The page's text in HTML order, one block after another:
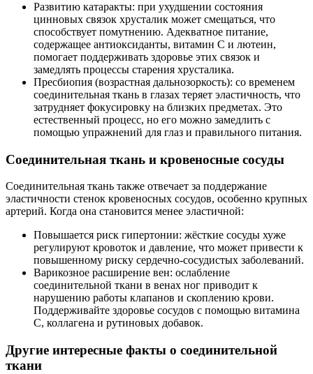
Развитию катаракты: при ухудшении состояния
цинновых связок хрусталик может смещаться, что
способствует помутнению. Адекватное питание,
содержащее антиоксиданты, витамин C и лютеин,
помогает поддерживать здоровье этих связок и
замедлять процессы старения хрусталика.
Пресбиопия (возрастная дальнозоркость): со временем
соединительная ткань в глазах теряет эластичность, что
затрудняет фокусировку на близких предметах. Это
естественный процесс, но его можно замедлить с
помощью упражнений для глаз и правильного питания.
Соединительная ткань и кровеносные сосуды
Соединительная ткань также отвечает за поддержание
эластичности стенок кровеносных сосудов, особенно крупных
артерий. Когда она становится менее эластичной:
Повышается риск гипертонии: жёсткие сосуды хуже
регулируют кровоток и давление, что может привести к
повышенному риску сердечно-сосудистых заболеваний.
Варикозное расширение вен: ослабление
соединительной ткани в венах ног приводит к
нарушению работы клапанов и скоплению крови.
Поддерживайте здоровье сосудов с помощью витамина
C, коллагена и рутиновых добавок.
Другие интересные факты о соединительной
ткани